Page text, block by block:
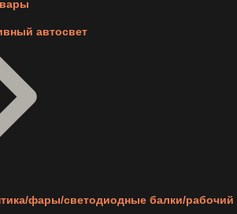
автосвет
фары/светодиодные балки/рабочий